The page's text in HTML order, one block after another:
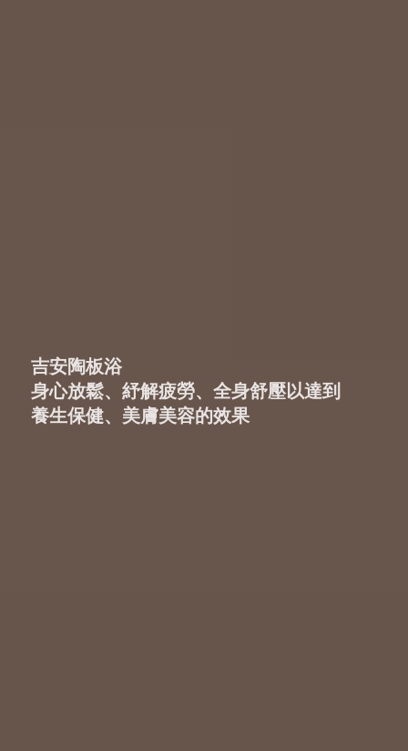
吉安陶板浴
身心放鬆、紓解疲勞、全身舒壓以達到
養生保健、美膚美容的效果